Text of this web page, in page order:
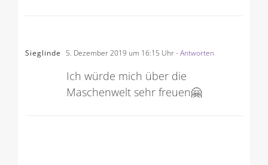
Sieglinde 5. Dezember 2019 um 16:15 Uhr- Antworten
Ich würde mich über die
Maschenwelt sehr freuen🤗